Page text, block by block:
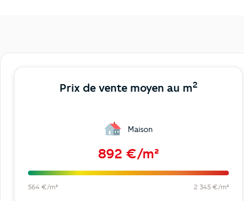
Prix de vente moyen au m2
Maison
892 €/m²
564 €/m² 2 345 €/m²